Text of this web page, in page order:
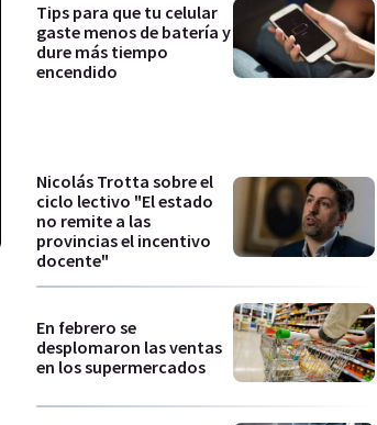
Tips para que tu celular
gaste menos de batería y
dure más tiempo
encendido
Nicolás Trotta sobre el
ciclo lectivo "El estado
no remite a las
provincias el incentivo
docente"
En febrero se
desplomaron las ventas
en los supermercados